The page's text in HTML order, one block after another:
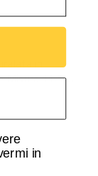
Misura 11,5
GBC
in